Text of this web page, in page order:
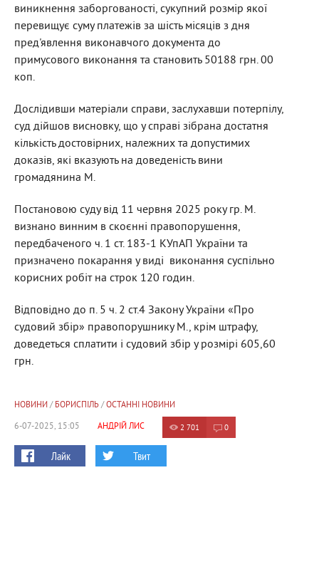
виникнення заборгованості, сукупний розмір якої
перевищує суму платежів за шість місяців з дня
пред'явлення виконавчого документа до
примусового виконання та становить 50188 грн. 00
коп.
Дослідивши матеріали справи, заслухавши потерпілу,
суд дійшов висновку, що у справі зібрана достатня
кількість достовірних, належних та допустимих
доказів, які вказують на доведеність вини
громадянина М.
Постановою суду від 11 червня 2025 року гр. М.
визнано винним в скоєнні правопорушення,
передбаченого ч. 1 ст. 183-1 КУпАП України та
призначено покарання у виді виконання суспільно
корисних робіт на строк 120 годин.
Відповідно до п. 5 ч. 2 ст.4 Закону України «Про
судовий збір» правопорушнику М., крім штрафу,
доведеться сплатити і судовий збір у розмірі 605,60
грн.
НОВИНИ/ БОРИСПІЛЬ/ ОСТАННІ НОВИНИ
6-07-2025, 15:05
АНДРІЙ ЛИС 2 701 0
Лайк Твит